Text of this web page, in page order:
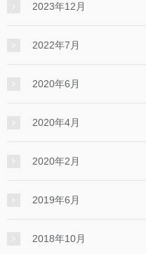
2023年12月
2022年7月
2020年6月
2020年4月
2020年2月
2019年6月
2018年10月